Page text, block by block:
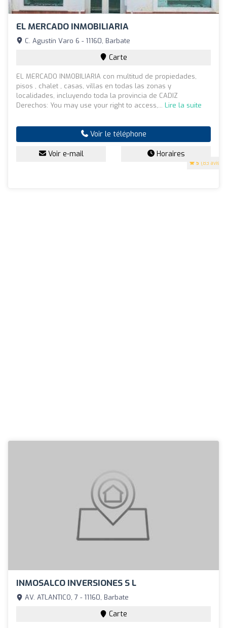
EL MERCADO INMOBILIARIA
5 (83 avis)
C. Agustín Varo 6 - 11160, Barbate
Carte
EL MERCADO INMOBILIARIA con multitud de propiedades,
pisos , chalet , casas, villas en todas las zonas y
localidades, incluyendo toda la provincia de CADIZ
Derechos: You may use your right to access,... Lire la suite
Voir le téléphone
Voir e-mail Horaires
INMOSALCO INVERSIONES S L
AV. ATLANTICO, 7 - 11160, Barbate
Carte